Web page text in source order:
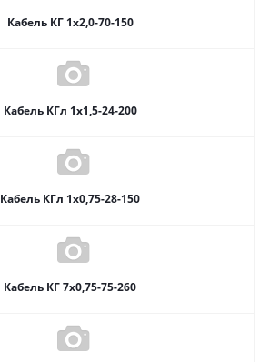
Кабель КГ 1х2,0-70-150
Кабель КГл 1х1,5-24-200
Кабель КГл 1х0,75-28-150
Кабель КГ 7х0,75-75-260